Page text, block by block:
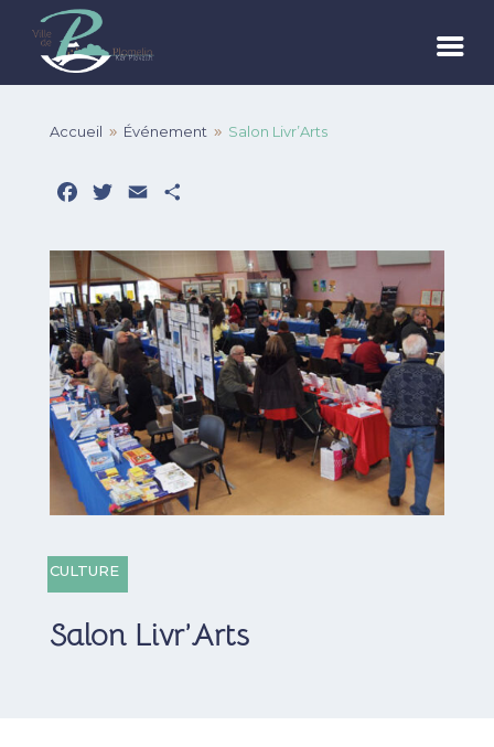
Accueil 9 Événement 9 Salon Livr’Arts
Facebook
Twitter
Email
CULTURE
Salon Livr’Arts